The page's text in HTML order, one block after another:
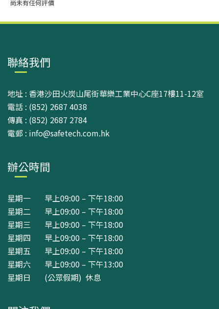
尚未有任何評價
聯絡我們
地址 : 香港沙田火炭山尾街華樂工業中心C座17樓11-12室
電話 : (852) 2687 4038
傳真 : (852) 2687 2784
電郵 : info@safetech.com.hk
辦公時間
星期一 早上09:00 – 下午18:00
星期二 早上09:00 – 下午18:00
星期三 早上09:00 – 下午18:00
星期四 早上09:00 – 下午18:00
星期五 早上09:00 – 下午18:00
星期六 早上09:00 – 下午13:00
星期日 (公眾假期) 休息